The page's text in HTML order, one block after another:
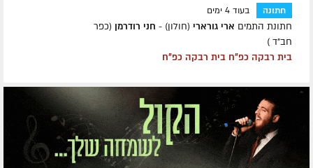
חתונה בעוד 4 ימים
חתונת התמים ארי גורארי (חולון) - חני רודרמן (כפר
חב״ד )
בית רבקה כפ״ח בית רבקה כפ״ח